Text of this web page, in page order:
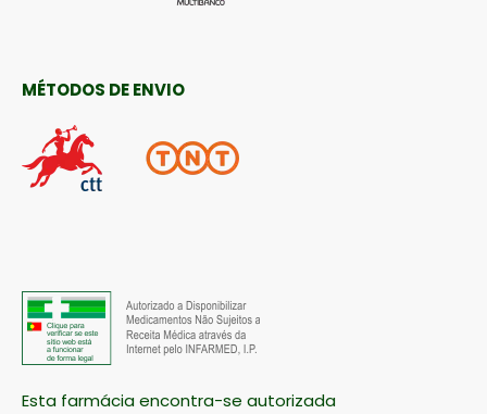
MÉTODOS DE ENVIO
Esta farmácia encontra-se autorizada